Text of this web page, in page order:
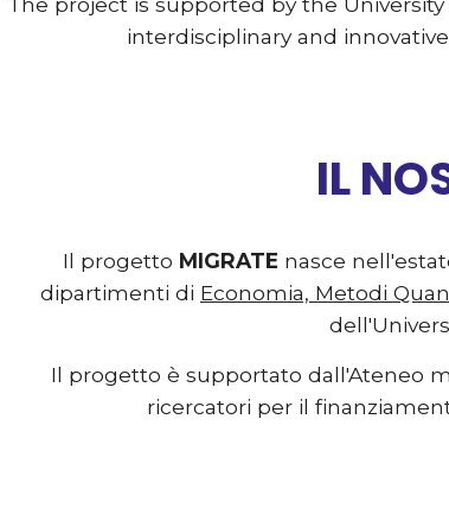
interdisciplinary and
IL
Il progetto MIGRATE nasce
dipartimenti di Economia, Metodi
Il progetto è supportato dall'Ateneo
ricercatori per il